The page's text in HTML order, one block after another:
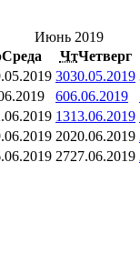
Июнь 2019
Среда ЧтЧетверг
3030.05.2019
606.06.2019
1313.06.2019
2020.06.2019
2727.06.2019